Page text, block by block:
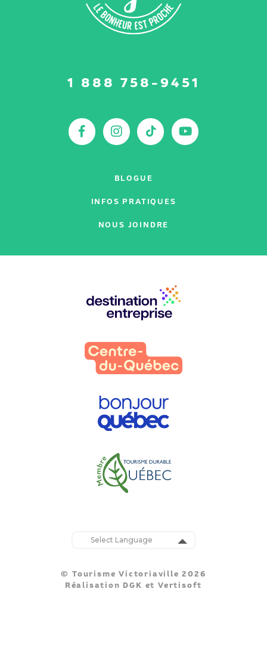
1 888 758-9451
Facebook
Instagram
TikTok
BLOGUE
INFOS PRATIQUES
NOUS JOINDRE
partenaires
:
© Tourisme Victoriaville 2026
Réalisation DGK et Vertisoft